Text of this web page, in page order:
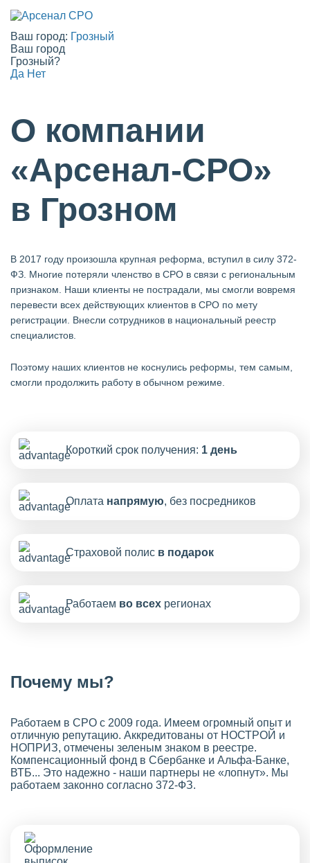
Ваш город: Грозный
Ваш город
Грозный?
Да Нет
О компании
«Арсенал-СРО»
в Грозном
В 2017 году произошла крупная реформа, вступил в силу 372-
ФЗ. Многие потеряли членство в СРО в связи с региональным
признаком. Наши клиенты не пострадали, мы смогли вовремя
перевести всех действующих клиентов в СРО по мету
регистрации. Внесли сотрудников в национальный реестр
специалистов.
Поэтому наших клиентов не коснулись реформы, тем самым,
смогли продолжить работу в обычном режиме.
Короткий срок получения: 1 день
Оплата напрямую, без посредников
Страховой полис в подарок
Работаем во всех регионах
Почему мы?
Работаем в СРО с 2009 года. Имеем огромный опыт и
отличную репутацию. Аккредитованы от НОСТРОЙ и
НОПРИЗ, отмечены зеленым знаком в реестре.
Компенсационный фонд в Сбербанке и Альфа-Банке,
ВТБ... Это надежно - наши партнеры не «лопнут». Мы
работаем законно согласно 372-ФЗ.